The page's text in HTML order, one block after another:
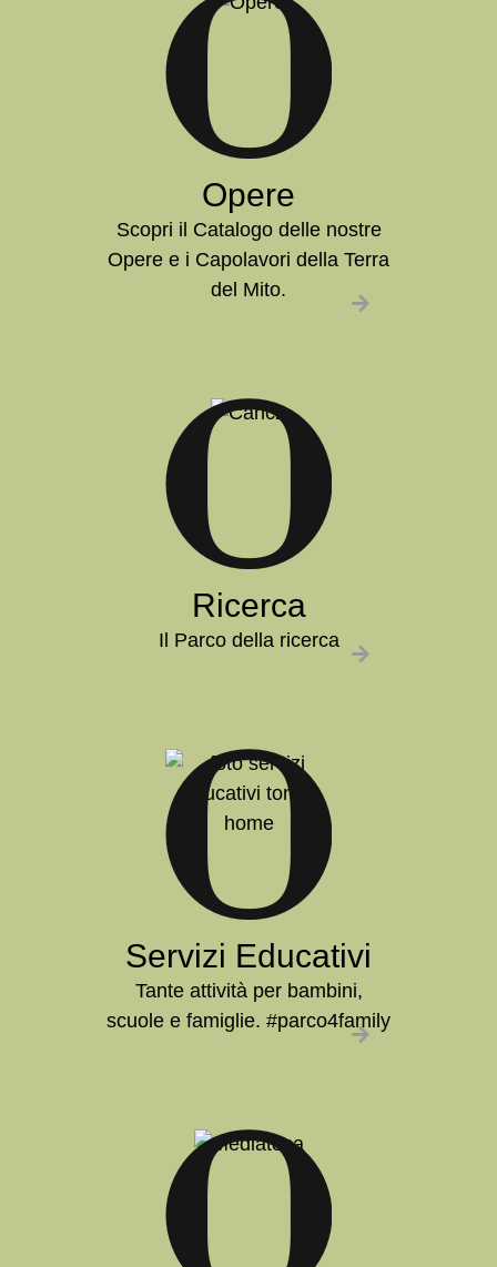
Opere
Scopri il Catalogo delle nostre
Opere e i Capolavori della Terra
del Mito.
Ricerca
Il Parco della ricerca
Servizi Educativi
Tante attività per bambini,
scuole e famiglie. #parco4family